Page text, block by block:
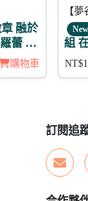
章 融於
蕾 11
購物車
【夢
New
組
愛
訂閱追